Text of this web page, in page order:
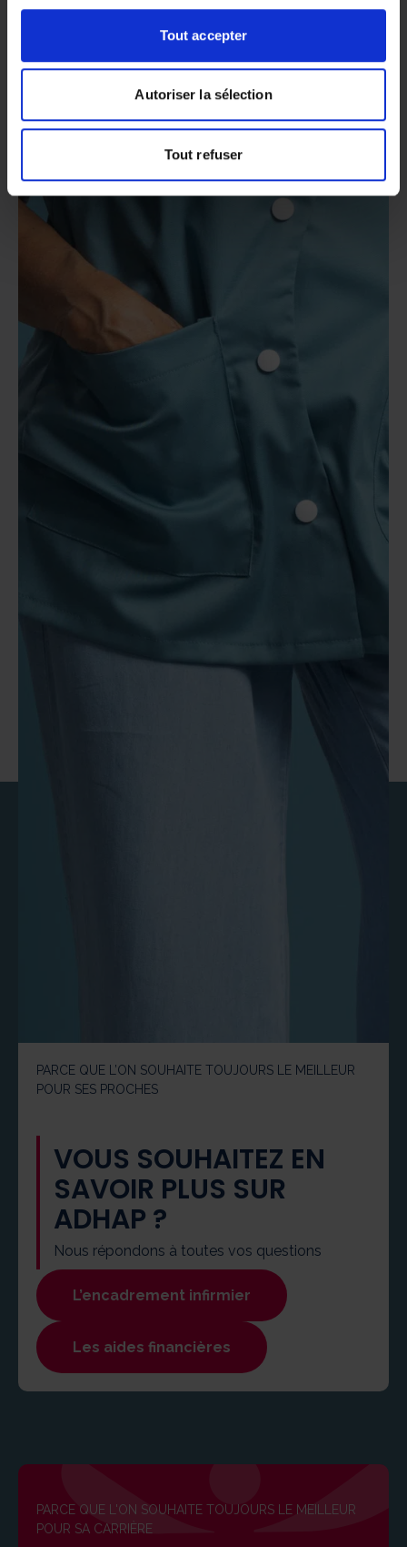
Tout accepter
Autoriser la sélection
Tout refuser
PARCE QUE L’ON SOUHAITE TOUJOURS LE MEILLEUR
POUR SES PROCHES
VOUS SOUHAITEZ EN
SAVOIR PLUS SUR
ADHAP ?
Nous répondons à toutes vos questions
L’encadrement infirmier
Les aides financières
PARCE QUE L'ON SOUHAITE TOUJOURS LE MEILLEUR
POUR SA CARRIÈRE